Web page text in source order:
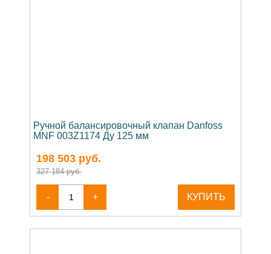
Ручной балансировочный клапан Danfoss
MNF 003Z1174 Ду 125 мм
198 503 руб.
327 184 руб.
- + КУПИТЬ